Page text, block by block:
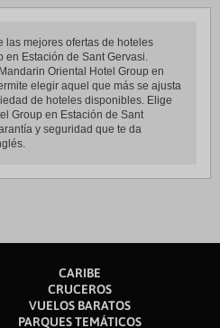
las mejores ofertas de hoteles
en Estación de Sant Gervasi.
Oriental Hotel Group en
elegir aquel que más se ajusta
de hoteles disponibles. Elige
Group en Estación de Sant
y seguridad que te da
CARIBE
CRUCEROS
VUELOS BARATOS
PARQUES TEMÁTICOS